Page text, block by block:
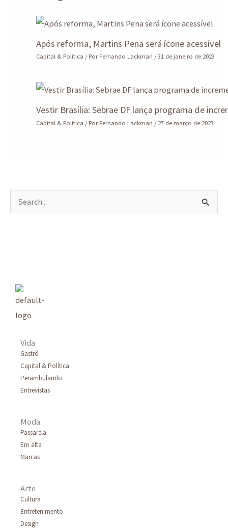
Após reforma, Martins Pena será ícone acessível
Capital & Política / PorFernando Lackman /31 de janeiro de 2023
Vestir Brasília: Sebrae DF lança programa de
Capital & Política / PorFernando Lackman /27 de março de 2023
Vida
Gastrô
Capital & Política
Perambulando
Entrevistas
Moda
Passarela
Em alta
Marcas
Arte
Cultura
Entretenimento
Design